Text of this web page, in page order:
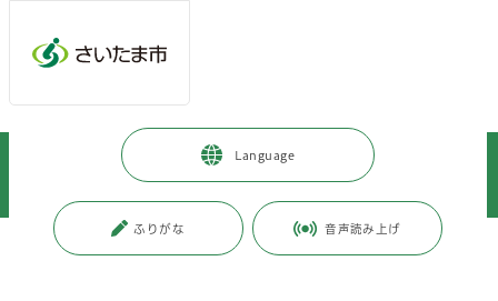
Language
ふりがな 音声読み上げ
暮らし・手続き > 保険・年金・税金
個人市民税・県民税
更新日付：2026年4月1日 / ページ番号：C067336